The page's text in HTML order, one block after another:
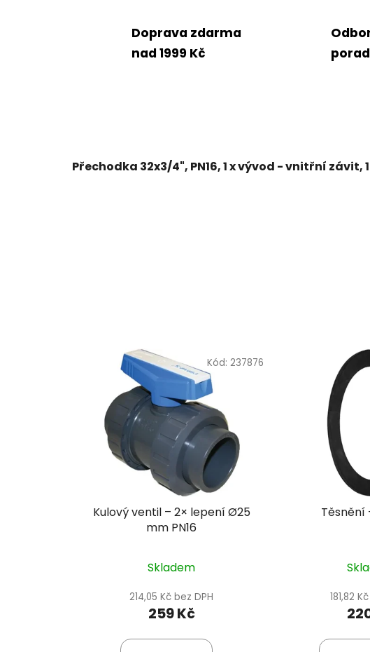
Doprava zdarma
nad 1999 Kč
Přechodka 32x3/4", PN16, 1 x vývod - vnitřní
Kulový ventil – 2× lepení Ø25
mm PN16
Skladem
214,05 Kč bez DPH
259 Kč
Kód: 237876
Těsnění
181,82